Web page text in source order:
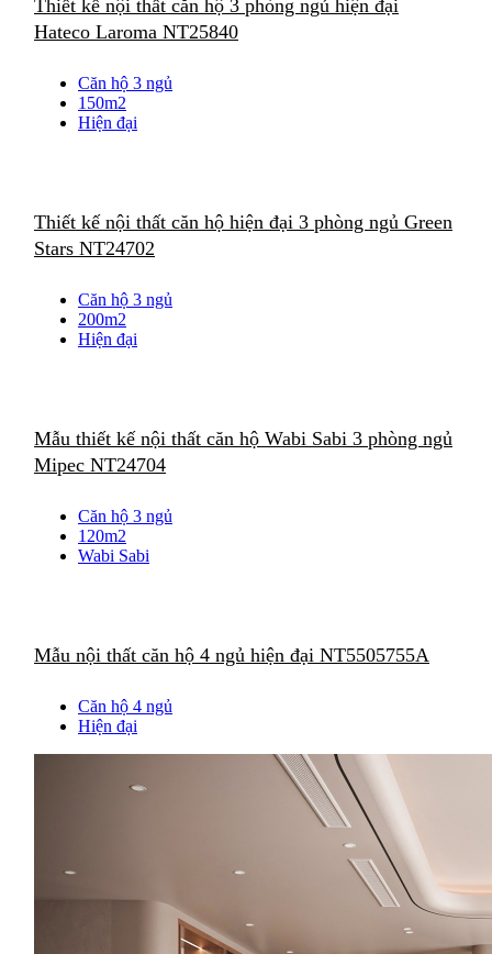
Thiết kế nội thất căn hộ 3 phòng ngủ hiện đại
Hateco Laroma NT25840
Căn hộ 3 ngủ
150m2
Hiện đại
Thiết kế nội thất căn hộ hiện đại 3 phòng ngủ Green
Stars NT24702
Căn hộ 3 ngủ
200m2
Hiện đại
Mẫu thiết kế nội thất căn hộ Wabi Sabi 3 phòng ngủ
Mipec NT24704
Căn hộ 3 ngủ
120m2
Wabi Sabi
Mẫu nội thất căn hộ 4 ngủ hiện đại NT5505755A
Căn hộ 4 ngủ
Hiện đại